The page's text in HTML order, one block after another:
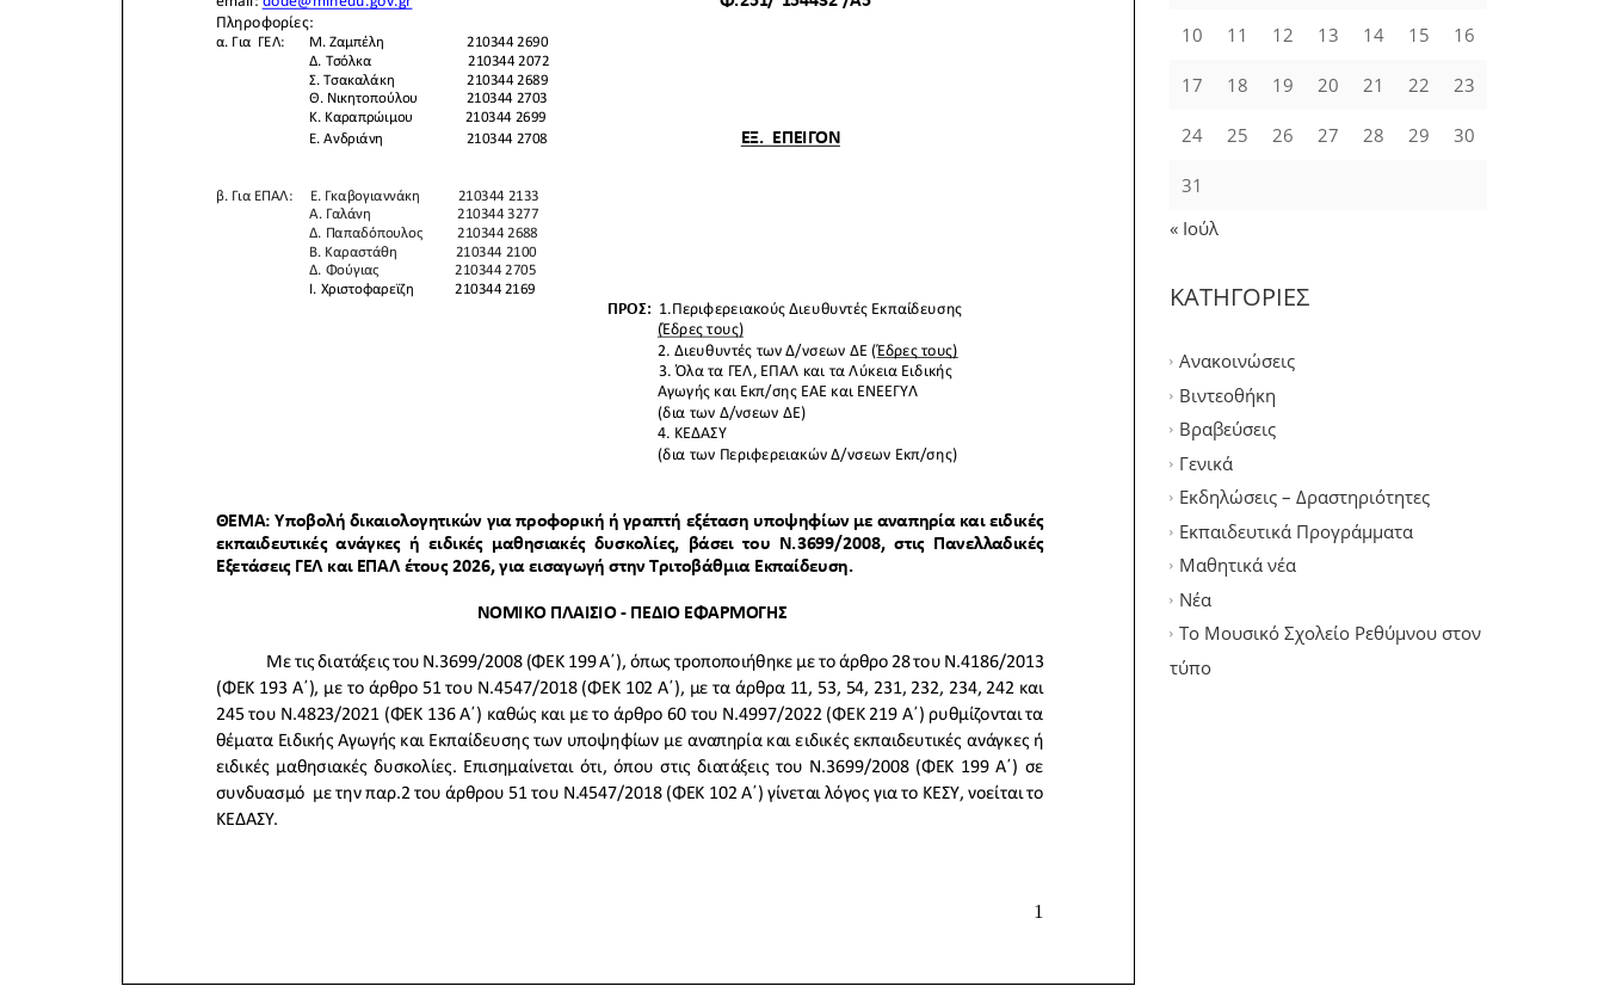
10 11 12 13 14 15 16
17 18 19 20 21 22 23
24 25 26 27 28 29 30
31
« Ιούλ
ΚΑΤΗΓΟΡΙΕΣ
Ανακοινώσεις
Βιντεοθήκη
Βραβεύσεις
Γενικά
Εκδηλώσεις – Δραστηριότητες
Εκπαιδευτικά Προγράμματα
Μαθητικά νέα
Νέα
Το Μουσικό Σχολείο Ρεθύμνου στον
τύπο